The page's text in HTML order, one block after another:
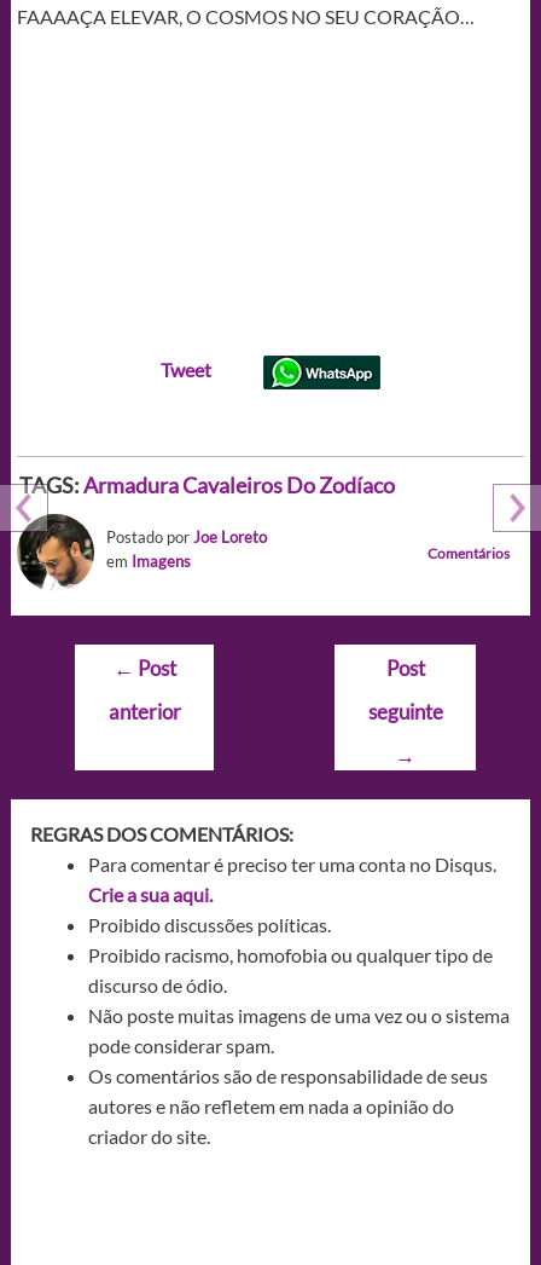
FAAAAÇA ELEVAR, O COSMOS NO SEU CORAÇÃO…
Tweet
TAGS:ArmaduraCavaleiros Do Zodíaco
Postado porJoe Loreto
em Imagens Comentários
Navegação
Post
← Post
anterior
Post
seguinte
→
REGRAS DOS COMENTÁRIOS:
Para comentar é preciso ter uma conta no Disqus.
Crie a sua aqui.
Proibido discussões políticas.
Proibido racismo, homofobia ou qualquer tipo de
discurso de ódio.
Não poste muitas imagens de uma vez ou o sistema
pode considerar spam.
Os comentários são de responsabilidade de seus
autores e não refletem em nada a opinião do
criador do site.